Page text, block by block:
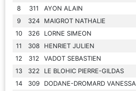
8
311 AYON ALAIN
9
324 MAIGROT NATHALIE
10
326 LORNE SIMEON
11
308 HENRIET JULIEN
12
312 VADOT SEBASTIEN
13
322 LE BLOHIC PIERRE-GILDAS
14
309 DODANE-DROMARD VANESSA